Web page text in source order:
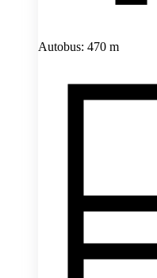
Autobus: 470 m